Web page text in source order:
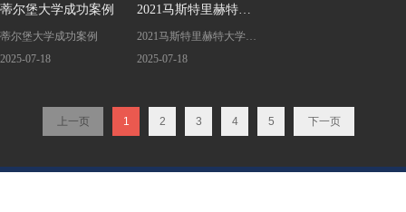
蒂尔堡大学成功案例
蒂尔堡大学成功案例
2025-07-18
2021马斯特里赫特大
学成功案例
2021马斯特里赫特大学成
功案例
2025-07-18
上一页 1 2 3 4 5 下一页